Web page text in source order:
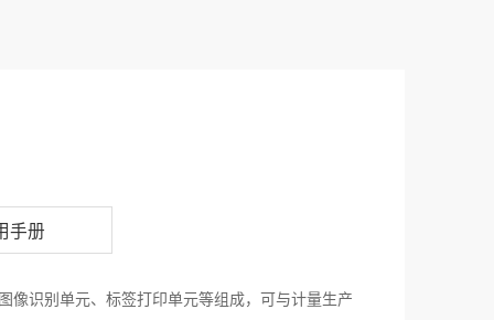
手册
像识别单元、标签打印单元等组成，可与计量生产